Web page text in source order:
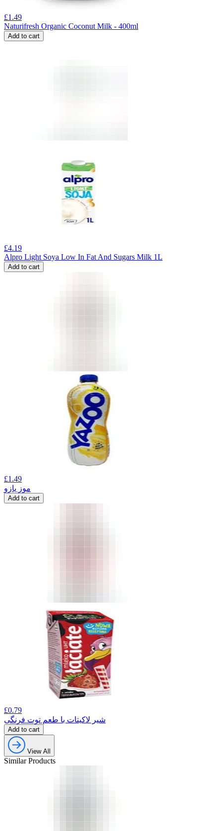
£1.49
Naturifresh Organic Coconut Milk - 400ml
Add to cart
£4.19
Alpro Light Soya Low In Fat And Sugars Milk 1L
Add to cart
£1.49
موز یازو
Add to cart
£0.79
شیر لاکیتات با طعم توت فرنگی
Add to cart
View All
Similar Products